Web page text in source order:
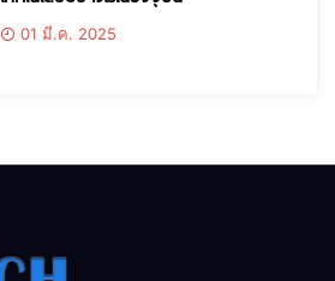
01 มี.ค. 2025